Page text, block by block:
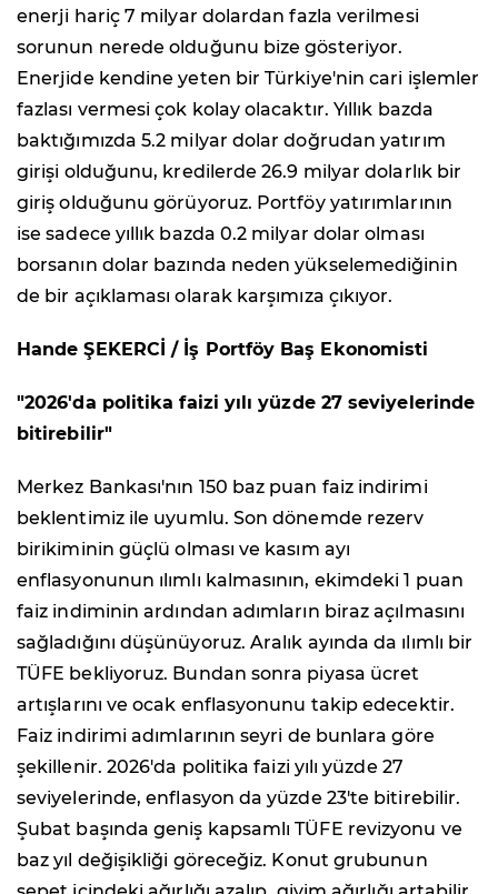
enerji hariç 7 milyar dolardan fazla verilmesi
sorunun nerede olduğunu bize gösteriyor.
Enerjide kendine yeten bir Türkiye'nin cari işlemler
fazlası vermesi çok kolay olacaktır. Yıllık bazda
baktığımızda 5.2 milyar dolar doğrudan yatırım
girişi olduğunu, kredilerde 26.9 milyar dolarlık bir
giriş olduğunu görüyoruz. Portföy yatırımlarının
ise sadece yıllık bazda 0.2 milyar dolar olması
borsanın dolar bazında neden yükselemediğinin
de bir açıklaması olarak karşımıza çıkıyor.
Hande ŞEKERCİ / İş Portföy Baş Ekonomisti
"2026'da politika faizi yılı yüzde 27 seviyelerinde
bitirebilir"
Merkez Bankası'nın 150 baz puan faiz indirimi
beklentimiz ile uyumlu. Son dönemde rezerv
birikiminin güçlü olması ve kasım ayı
enflasyonunun ılımlı kalmasının, ekimdeki 1 puan
faiz indiminin ardından adımların biraz açılmasını
sağladığını düşünüyoruz. Aralık ayında da ılımlı bir
TÜFE bekliyoruz. Bundan sonra piyasa ücret
artışlarını ve ocak enflasyonunu takip edecektir.
Faiz indirimi adımlarının seyri de bunlara göre
şekillenir. 2026'da politika faizi yılı yüzde 27
seviyelerinde, enflasyon da yüzde 23'te bitirebilir.
Şubat başında geniş kapsamlı TÜFE revizyonu ve
baz yıl değişikliği göreceğiz. Konut grubunun